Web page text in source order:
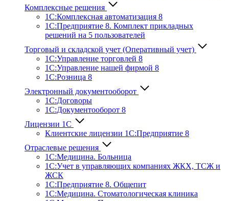
Комплексные решения
1С:Комплексная автоматизация 8
1С:Предприятие 8. Комплект прикладных
решений на 5 пользователей
Торговый и складской учет (Оперативный учет)
1С:Управление торговлей 8
1С:Управление нашей фирмой 8
1С:Розница 8
Электронный документооборот
1С:Договоры
1С:Документооборот 8
Лицензии 1С
Клиентские лицензии 1С:Предприятие 8
Отраслевые решения
1С:Медицина. Больница
1C:Учет в управляющих компаниях ЖКХ, ТСЖ и
ЖСК
1С:Предприятие 8. Общепит
1С:Медицина. Стоматологическая клиника